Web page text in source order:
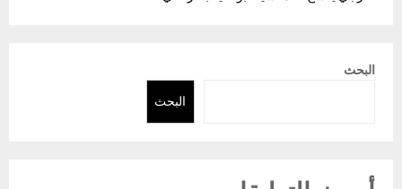
البحث
البحث